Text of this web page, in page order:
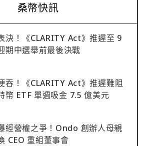
桑幣快訊
決！《CLARITY Act》推遲至 9
期中選舉前最後決戰
吞！《CLARITY Act》推遲難阻
幣 ETF 單週吸金 7.5 億美元
經營權之爭！Ondo 創辦人母親
CEO 重組董事會